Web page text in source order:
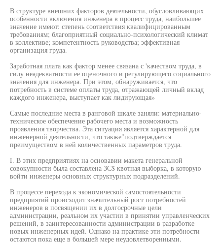
В структуре внешних факторов деятельности, обусловливающих
особенности включения инженера в процесс труда, наибольшее
значение имеют: степень соответствия квалифицированным
требованиям; благоприятный социально-психологический климат
в коллективе; компетентность руководства; эффективная
организация груда.
Заработная плата как фактор менее связана с 'качеством труда, в
силу неадекватности ее оценочного и регулирующего социального
значения для инженера. При этом, обнаруживается, что
потребность в системе оплаты труда, отражающей личный вклад
каждого инженера, выступает как лидирующая»
Самые последние места в ранговой шкале заняли: материально-
техническое обеспечение рабочего места и возможность
проявления творчества. Эта ситуация является характерной для
инженерной деятельности, что также"подтверждается
преимуществом в ней количественных параметров труда.
I. В этих предприятиях на основавии макета генеральной
совокупности была составлена ЗС$ квотная выборка, в которую
войти инженеры основных структурных подразделений.
В процессе перехода к экономической самостоятельности
предприятий происходит значительный рост потребностей
инженеров в посвящении их в долгосрочные цели
администрации, реальном их участии в принятии управленческих
решений, в заинтересованности администрации в разработке
новых инженерных идей. Однако на практике эти потребности
остаются пока еще в большей мере неудовлетворенными.